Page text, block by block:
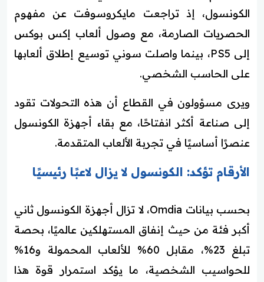
الكونسول، إذ تراجعت مايكروسوفت عن مفهوم
الحصريات الصارمة، مع وصول ألعاب إكس بوكس
إلى PS5، بينما واصلت سوني توسيع إطلاق ألعابها
على الحاسب الشخصي.
ويرى مسؤولون في القطاع أن هذه التحولات تقود
إلى صناعة أكثر انفتاحًا، مع بقاء أجهزة الكونسول
عنصرًا أساسيًا في تجربة الألعاب المتقدمة.
الأرقام تؤكد: الكونسول لا يزال لاعبًا رئيسيًا
بحسب بيانات Omdia، لا تزال أجهزة الكونسول ثاني
أكبر فئة من حيث إنفاق المستهلكين عالميًا، بحصة
تبلغ 23%، مقابل 60% للألعاب المحمولة و16%
للحواسيب الشخصية، ما يؤكد استمرار قوة هذا